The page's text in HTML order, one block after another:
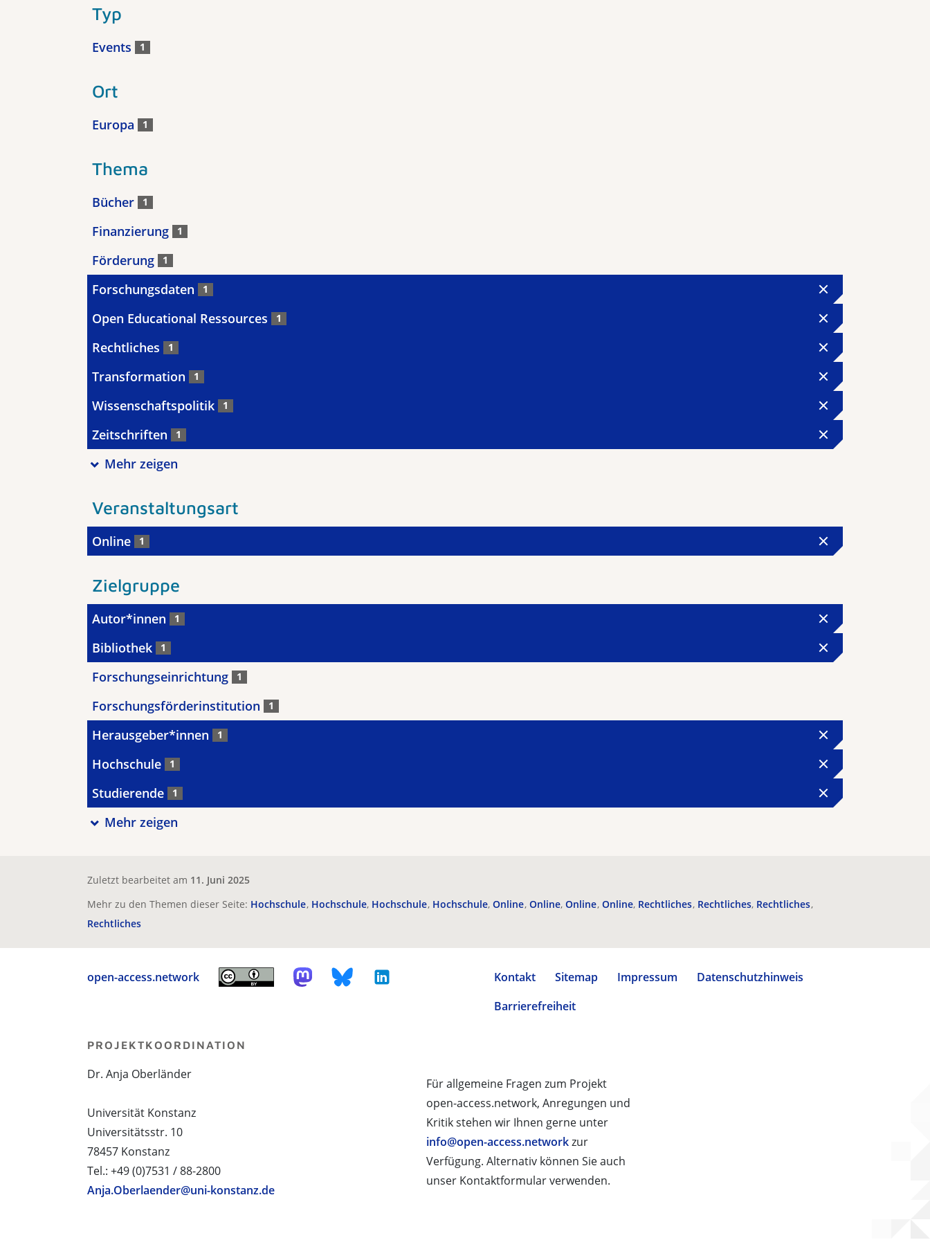
Typ
Events 1
Ort
Europa 1
Thema
Bücher 1
Finanzierung 1
Förderung 1
Forschungsdaten 1
Open Educational Ressources 1
Rechtliches 1
Transformation 1
Wissenschaftspolitik 1
Zeitschriften 1
Mehr zeigen
Veranstaltungsart
Online 1
Zielgruppe
Autor*innen 1
Bibliothek 1
Forschungseinrichtung 1
Forschungsförderinstitution 1
Herausgeber*innen 1
Hochschule 1
Studierende 1
Mehr zeigen
Zuletzt bearbeitet am 11. Juni 2025
Mehr zu den Themen dieser Seite: Hochschule Hochschule Hochschule Hochschule Online Online Online Online Rechtliches Rechtliches Rechtliches
Rechtliches
open-access.network Kontakt Sitemap Impressum
Datenschutzhinweis
Barrierefreiheit
Für allgemeine Fragen zum Projekt
open-access.network, Anregungen und
Kritik stehen wir Ihnen gerne unter
info@open-access.networkzur
Verfügung. Alternativ können Sie auch
unser Kontaktformular verwenden.
PROJEKTKOORDINATION
Dr. Anja Oberländer
Universität Konstanz
Universitätsstr. 10
78457 Konstanz
Tel.: +49 (0)7531 / 88-2800
Anja.Oberlaender@uni-konstanz.de